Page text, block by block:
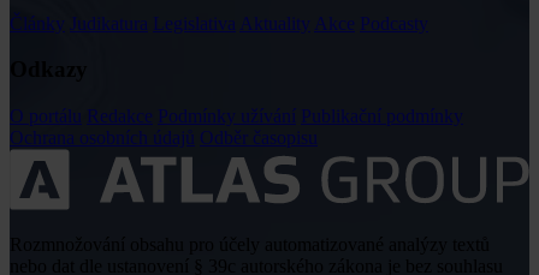
Články Judikatura Legislativa Aktuality Akce Podcasty
O portálu Redakce Podmínky užívání Publikační podmínky
Ochrana osobních údajů Odběr časopisu